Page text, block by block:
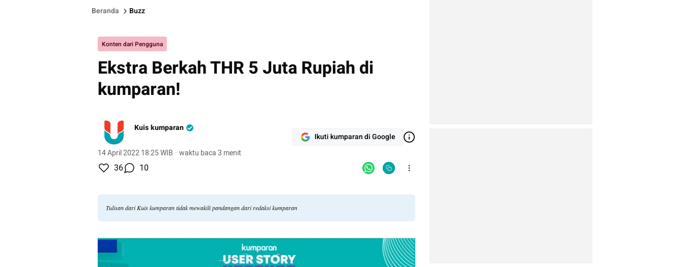
Beranda Buzz
Konten dari Pengguna
Ekstra Berkah THR 5 Juta Rupiah di
kumparan!
Kuis kumparan
14 April 2022 18:25 WIB · waktu baca 3 menit
Ikuti kumparan di Google
36 10
Tulisan dari Kuis kumparan tidak mewakili pandangan dari redaksi kumparan